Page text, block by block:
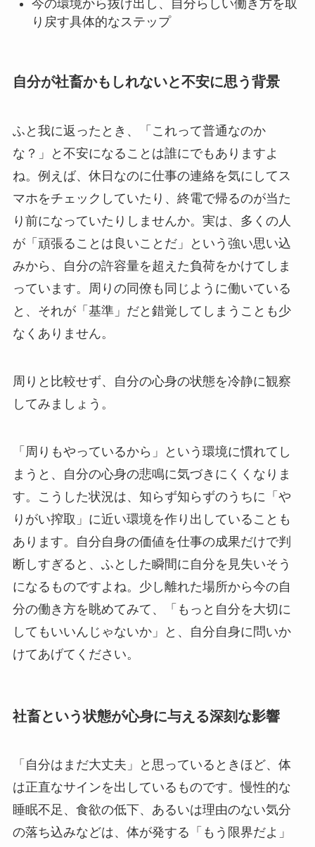
今の環境から抜け出し、自分らしい働き方を取
り戻す具体的なステップ
自分が社畜かもしれないと不安に思う背景
ふと我に返ったとき、「これって普通なのか
な？」と不安になることは誰にでもありますよ
ね。例えば、休日なのに仕事の連絡を気にしてス
マホをチェックしていたり、終電で帰るのが当た
り前になっていたりしませんか。実は、多くの人
が「頑張ることは良いことだ」という強い思い込
みから、自分の許容量を超えた負荷をかけてしま
っています。周りの同僚も同じように働いている
と、それが「基準」だと錯覚してしまうことも少
なくありません。
周りと比較せず、自分の心身の状態を冷静に観察
してみましょう。
「周りもやっているから」という環境に慣れてし
まうと、自分の心身の悲鳴に気づきにくくなりま
す。こうした状況は、知らず知らずのうちに「や
りがい搾取」に近い環境を作り出していることも
あります。自分自身の価値を仕事の成果だけで判
断しすぎると、ふとした瞬間に自分を見失いそう
になるものですよね。少し離れた場所から今の自
分の働き方を眺めてみて、「もっと自分を大切に
してもいいんじゃないか」と、自分自身に問いか
けてあげてください。
社畜という状態が心身に与える深刻な影響
「自分はまだ大丈夫」と思っているときほど、体
は正直なサインを出しているものです。慢性的な
睡眠不足、食欲の低下、あるいは理由のない気分
の落ち込みなどは、体が発する「もう限界だよ」